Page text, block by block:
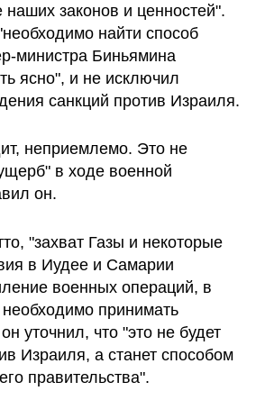
наших законов и ценностей".
найти способ
министра Биньямина
ясно", и не исключил
неприемлемо. Это не
в ходе военной
он.
"захват Газы и некоторые
в Иудее и Самарии
военных операций, в
принимать
уточнил, что "это не будет
Израиля, а станет способом
правительства".